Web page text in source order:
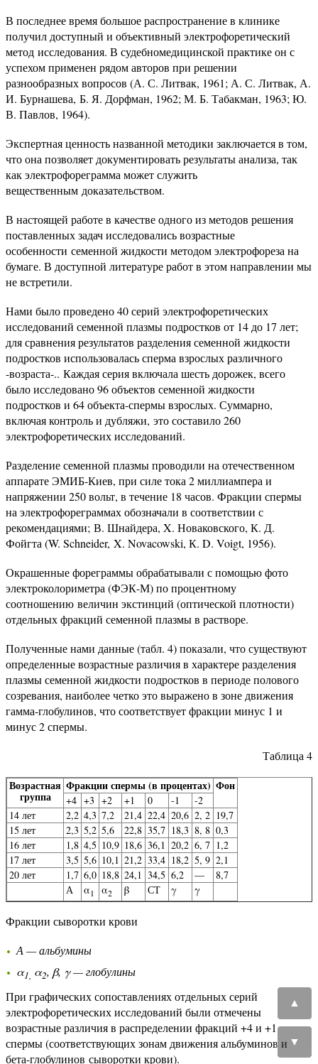
В последнее время большое распространение в клинике
получил доступный и объективный электрофоретический
метод исследования. В судебномедицинской практике он с
успехом применен рядом авторов при решении
разнообразных вопросов (А. С. Литвак, 1961; А. С. Литвак, А.
И. Бурнашева, Б. Я. Дорфман, 1962; М. Б. Табакман, 1963; Ю.
В. Павлов, 1964).
Экспертная ценность названной методики заключается в том,
что она позволяет документировать результаты анализа, так
как электрофореграмма может служить
вещественным доказательством.
В настоящей работе в качестве одного из методов решения
поставленных задач исследовались возрастные
особенности семенной жидкости методом электрофореза на
бумаге. В доступной литературе работ в этом направлении мы
не встретили.
Нами было проведено 40 серий электрофоретических
исследований семенной плазмы подростков от 14 до 17 лет;
для сравнения результатов разделения семенной жидкости
подростков использовалась сперма взрослых различного
-возраста-.. Каждая серия включала шесть дорожек, всего
было исследовано 96 объектов семенной жидкости
подростков и 64 объекта-спермы взрослых. Суммарно,
включая контроль и дубляжи, это составило 260
электрофоретических исследований.
Разделение семенной плазмы проводили на отечественном
аппарате ЭМИБ-Киев, при силе тока 2 миллиампера и
напряжении 250 вольт, в течение 18 часов. Фракции спермы
на электрофореграммах обозначали в соответствии с
рекомендациями; В. Шнайдера, X. Новаковского, К. Д.
Фойгта (W. Schneider, X. Novacowski, К. D. Voigt, 1956).
Окрашенные фореграммы обрабатывали с помощью фото
электроколориметра (ФЭК-М) по процентному
соотношению величин экстинций (оптической плотности)
отдельных фракций семенной плазмы в растворе.
Полученные нами данные (табл. 4) показали, что существуют
определенные возрастные различия в характере разделения
плазмы семенной жидкости подростков в периоде полового
созревания, наиболее четко это выражено в зоне движения
гамма-глобулинов, что соответствует фракции минус 1 и
минус 2 спермы.
Таблица 4
Возрастная
группа
Фракции спермы (в процентах) Фон
+4 +3 +2 +1 0 -1
-2
14 лет
2,2 4,3 7,2 21,4 22,4 20,6 2, 2 19,7
15 лет
2,3 5,2 5,6 22,8 35,7 18,3 8, 8 0,3
16 лет
1,8 4,5 10,9 18,6 36,1 20,2 6, 7 1,2
17 лет
3,5 5,6 10,1 21,2 33,4 18,2 5, 9 2,1
20 лет
1,7 6,0 18,8 24,1 34,5 6,2 —
8,7
А
α1 α2 β СТ γ γ
Фракции сыворотки крови
А — альбумины
α1, α2, β, γ — глобулины
При графических сопоставлениях отдельных серий
электрофоретических исследований были отмечены
возрастные различия в распределении фракций +4 и +1
спермы (соответствующих зонам движения альбуминов и
бета-глобулинов сыворотки крови).
▲
▼